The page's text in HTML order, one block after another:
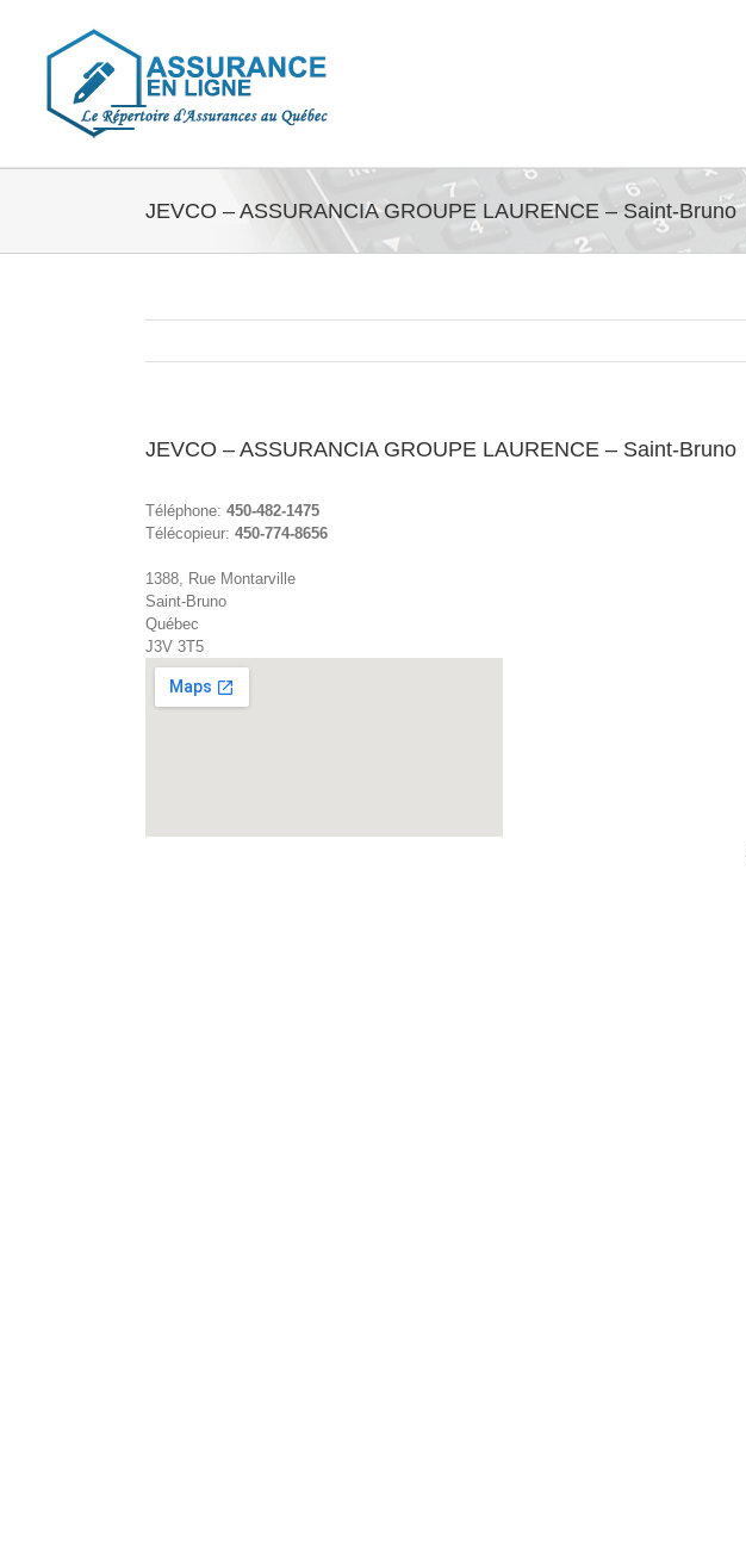
content
JEVCO – ASSURANCIA GROUPE LAURENCE – Saint-Bruno
JEVCO – ASSURANCIA GROUPE LAURENCE – Saint-Bruno
Téléphone: 450-482-1475
Télécopieur: 450-774-8656
1388, Rue Montarville
Saint-Bruno
Québec
J3V 3T5